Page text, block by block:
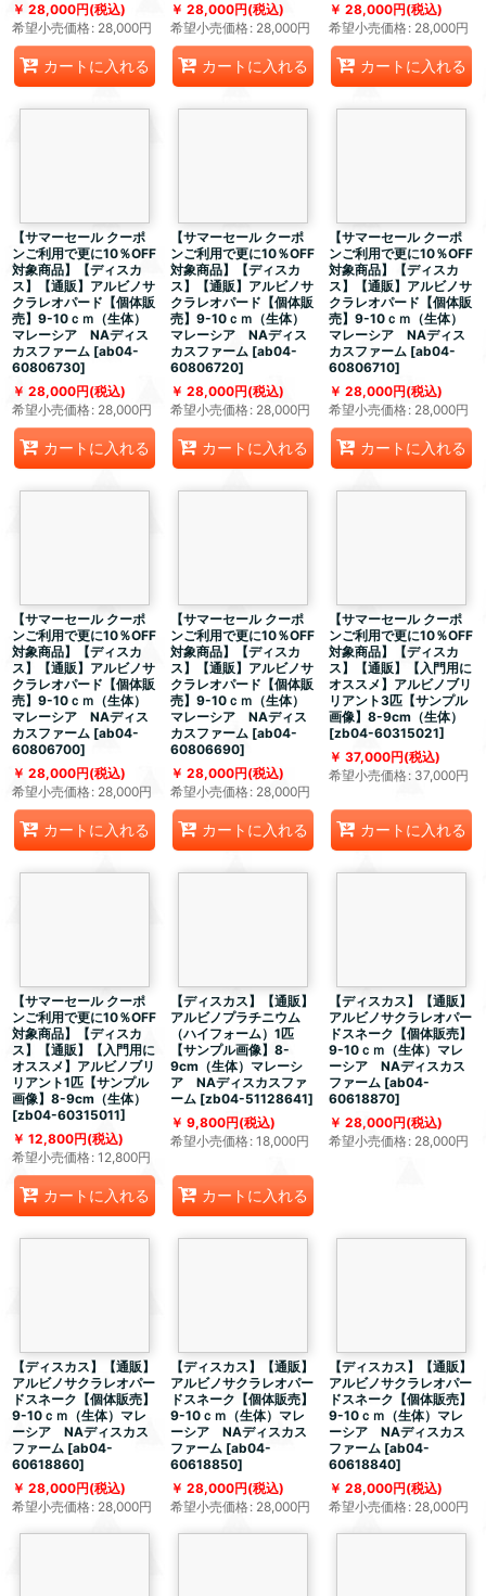
28,000円(税込)
希望小売価格: 28,000円
カートに入れる
28,000円(税込)
希望小売価格: 28,000円
カートに入れる
28,000円(税込)
希望小売価格: 28,000円
カートに入れる
【サマーセール クーポ
ンご利用で更に10％OFF
対象商品】【ディスカ
ス】【通販】アルビノサ
クラレオパード【個体販
売】9-10ｃｍ（生体）
マレーシア NAディス
カスファーム [ab04-
60806730]
28,000円(税込)
希望小売価格: 28,000円
カートに入れる
【サマーセール クーポ
ンご利用で更に10％OFF
対象商品】【ディスカ
ス】【通販】アルビノサ
クラレオパード【個体販
売】9-10ｃｍ（生体）
マレーシア NAディス
カスファーム [ab04-
60806720]
28,000円(税込)
希望小売価格: 28,000円
カートに入れる
【サマーセール クーポ
ンご利用で更に10％OFF
対象商品】【ディスカ
ス】【通販】アルビノサ
クラレオパード【個体販
売】9-10ｃｍ（生体）
マレーシア NAディス
カスファーム [ab04-
60806710]
28,000円(税込)
希望小売価格: 28,000円
カートに入れる
【サマーセール クーポ
ンご利用で更に10％OFF
対象商品】【ディスカ
ス】【通販】アルビノサ
クラレオパード【個体販
売】9-10ｃｍ（生体）
マレーシア NAディス
カスファーム [ab04-
60806700]
28,000円(税込)
希望小売価格: 28,000円
カートに入れる
【サマーセール クーポ
ンご利用で更に10％OFF
対象商品】【ディスカ
ス】【通販】アルビノサ
クラレオパード【個体販
売】9-10ｃｍ（生体）
マレーシア NAディス
カスファーム [ab04-
60806690]
28,000円(税込)
希望小売価格: 28,000円
カートに入れる
【サマーセール クーポ
ンご利用で更に10％OFF
対象商品】【ディスカ
ス】【通販】【入門用に
オススメ】アルビノブリ
リアント3匹【サンプル
画像】8-9cm（生体）
[zb04-60315021]
37,000円(税込)
希望小売価格: 37,000円
カートに入れる
【サマーセール クーポ
ンご利用で更に10％OFF
対象商品】【ディスカ
ス】【通販】【入門用に
オススメ】アルビノブリ
リアント1匹【サンプル
画像】8-9cm（生体）
[zb04-60315011]
12,800円(税込)
希望小売価格: 12,800円
カートに入れる
【ディスカス】【通販】
アルビノプラチニウム
（ハイフォーム）1匹
【サンプル画像】8-
9cm（生体）マレーシ
ア NAディスカスファ
ーム [zb04-51128641]
9,800円(税込)
希望小売価格: 18,000円
カートに入れる
【ディスカス】【通販】
アルビノサクラレオパー
ドスネーク【個体販売】
9-10ｃｍ（生体）マレ
ーシア NAディスカス
ファーム [ab04-
60618870]
28,000円(税込)
希望小売価格: 28,000円
【ディスカス】【通販】
アルビノサクラレオパー
ドスネーク【個体販売】
9-10ｃｍ（生体）マレ
ーシア NAディスカス
ファーム [ab04-
60618860]
28,000円(税込)
希望小売価格: 28,000円
【ディスカス】【通販】
アルビノサクラレオパー
ドスネーク【個体販売】
9-10ｃｍ（生体）マレ
ーシア NAディスカス
ファーム [ab04-
60618850]
28,000円(税込)
希望小売価格: 28,000円
【ディスカス】【通販】
アルビノサクラレオパー
ドスネーク【個体販売】
9-10ｃｍ（生体）マレ
ーシア NAディスカス
ファーム [ab04-
60618840]
28,000円(税込)
希望小売価格: 28,000円